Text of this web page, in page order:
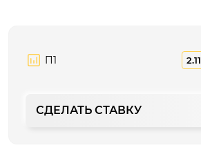
П1 2.11
СДЕЛАТЬ СТАВКУ